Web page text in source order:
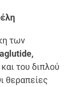
των
του διπλού
θεραπείες